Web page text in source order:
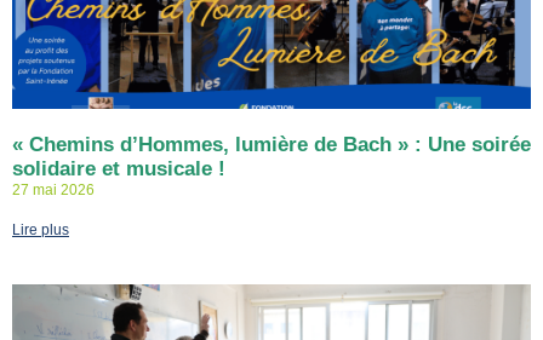
« Chemins d’Hommes, lumière de Bach » : Une soirée
solidaire et musicale !
27 mai 2026
Lire plus